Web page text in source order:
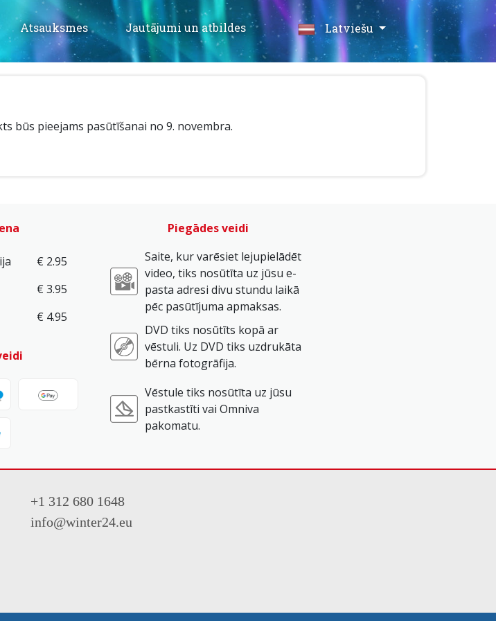
Atsauksmes Jautājumi un atbildes Latviešu
būs pieejams pasūtīšanai no 9. novembra.
€ 2.95
€ 3.95
€ 4.95
Piegādes veidi
Saite, kur varēsiet lejupielādēt
video, tiks nosūtīta uz jūsu e-
pasta adresi divu stundu laikā
pēc pasūtījuma apmaksas.
DVD tiks nosūtīts kopā ar
vēstuli. Uz DVD tiks uzdrukāta
bērna fotogrāfija.
Vēstule tiks nosūtīta uz jūsu
pastkastīti vai Omniva
pakomatu.
+1 312 680 1648
info@winter24.eu